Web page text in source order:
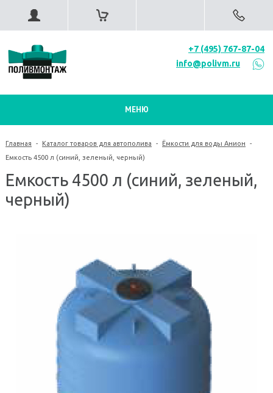
+7 (495) 767-87-04
info@polivm.ru
МЕНЮ
Главная - Каталог товаров для автополива - Ёмкости для воды Анион
-
Емкость 4500 л (синий, зеленый, черный)
Емкость 4500 л (синий, зеленый,
черный)